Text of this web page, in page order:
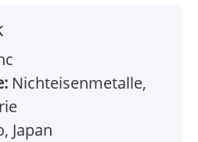
Nichteisenmetalle,
Japan